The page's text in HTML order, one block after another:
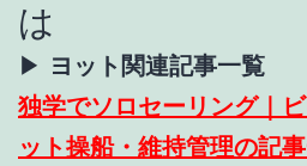
は
▶ ヨット関連記事一覧
独学でソロセーリング｜
ット操船・維持管理の記